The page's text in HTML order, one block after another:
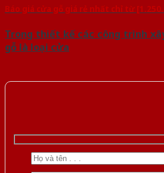
Báo giá cửa gỗ giá rẻ nhất chỉ từ
Trong thiết kế các công trình
gỗ là loại cửa